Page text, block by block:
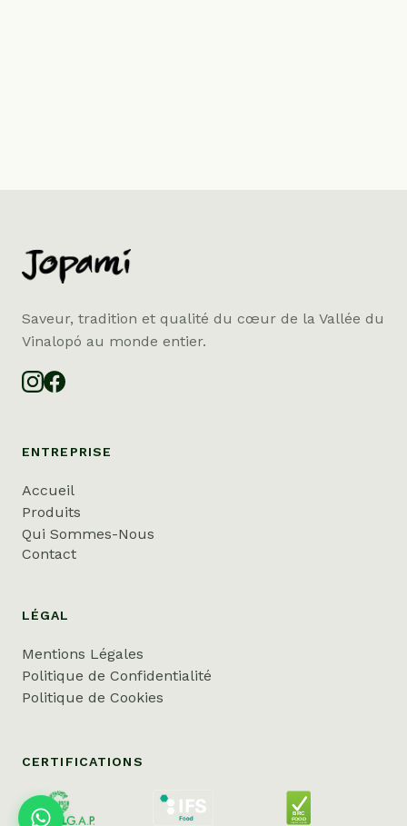
Saveur, tradition et qualité du cœur de la Vallée du
Vinalopó au monde entier.
ENTREPRISE
Accueil
Produits
Qui Sommes-Nous
Contact
LÉGAL
Mentions Légales
Politique de Confidentialité
Politique de Cookies
CERTIFICATIONS